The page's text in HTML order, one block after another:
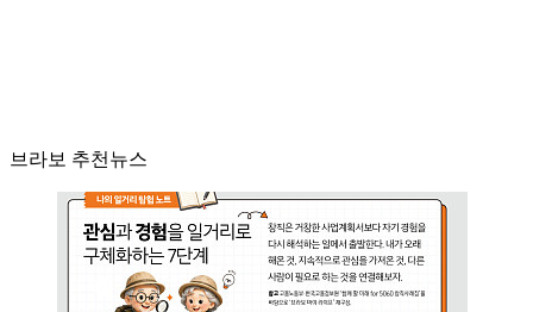
브라보 추천뉴스